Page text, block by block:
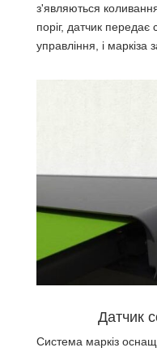
з'являються
поріг, датчик
управління, і маркіза
Датчик
Система маркіз